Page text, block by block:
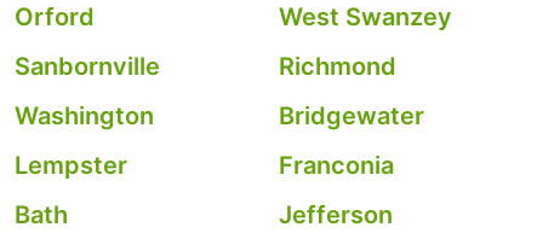
Orford
West Swanzey
Sanbornville
Richmond
Washington
Bridgewater
Lempster
Franconia
Bath
Jefferson